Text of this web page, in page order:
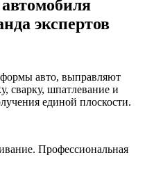
экспертов
авто, выправляют
сварку, шпатлевание и
единой плоскости.
Профессиональная